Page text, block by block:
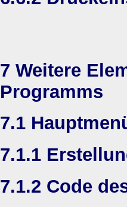
7 Weitere
Programms
7.1
7.1.1
7.1.2 Code